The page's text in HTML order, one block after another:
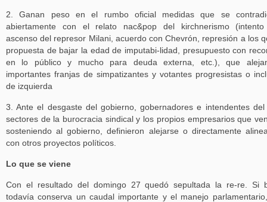
2. Ganan peso en el rumbo oficial medidas que se
abiertamente con el relato nac&pop del kirchnerismo
ascenso del represor Milani, acuerdo con Chevrón, represión a los
propuesta de bajar la edad de imputabi-lidad, presupuesto con
en lo público y mucho para deuda externa, etc.), que
importantes franjas de simpatizantes y votantes progresistas o
de izquierda
3. Ante el desgaste del gobierno, gobernadores e intendentes del
sectores de la burocracia sindical y los propios empresarios que
sosteniendo al gobierno, definieron alejarse o directamente
con otros proyectos políticos.
Lo que se viene
Con el resultado del domingo 27 quedó sepultada la re-re. Si
todavía conserva un caudal importante y el manejo